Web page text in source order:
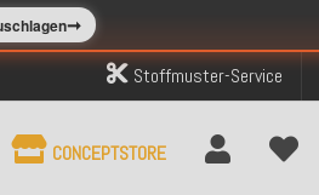
➞
Stoffmuster-Service
CONCEPTSTORE